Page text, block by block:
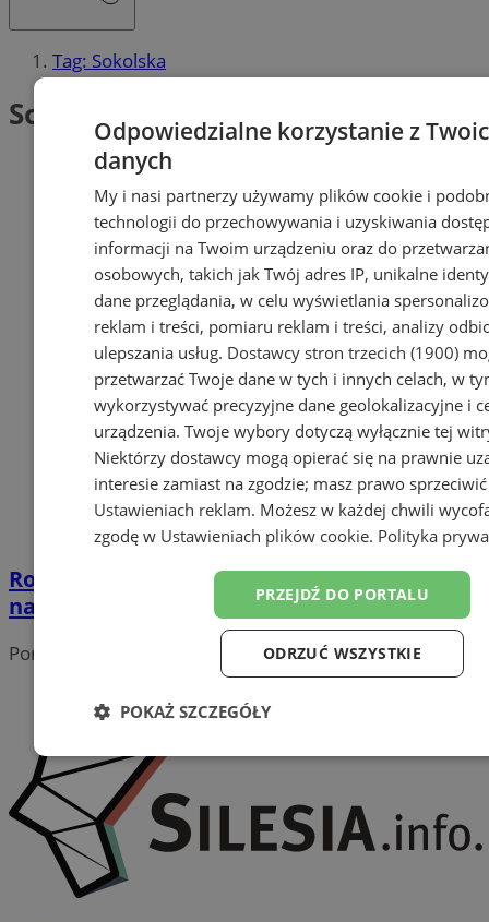
Tag: Sokolska
Sokolska (1)
Rozpoczęcie prac nad pasami rowerowymi
na ul. Sokolskiej w Katowicach
Portal należy do sieci
Odpowiedzialne korzystanie z
danych
My i nasi partnerzy używamy plików cookie i
technologii do przechowywania i uzyskiwania
informacji na Twoim urządzeniu oraz do
osobowych, takich jak Twój adres IP, unikalne
dane przeglądania, w celu wyświetlania
reklam i treści, pomiaru reklam i treści, analizy
ulepszania usług. Dostawcy stron trzecich (1900)
przetwarzać Twoje dane w tych i innych celach, w
wykorzystywać precyzyjne dane geolokalizacyjne i
urządzenia. Twoje wybory dotyczą wyłącznie tej
Niektórzy dostawcy mogą opierać się na prawnie
interesie zamiast na zgodzie; masz prawo
Ustawieniach reklam. Możesz w każdej chwili
zgodę w Ustawieniach plików cookie. Polityka
PRZEJDŹ DO PORTALU
ODRZUĆ WSZYSTKIE
POKAŻ SZCZEGÓŁY
Niezbędne Wydajność Targetowanie
Niesklasyfikowane